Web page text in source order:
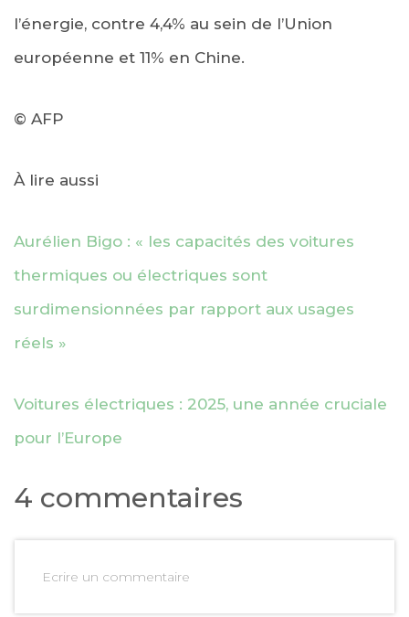
l’énergie, contre 4,4% au sein de l’Union
européenne et 11% en Chine.
© AFP
À lire aussi
Aurélien Bigo : « les capacités des voitures
thermiques ou électriques sont
surdimensionnées par rapport aux usages
réels »
Voitures électriques : 2025, une année cruciale
pour l’Europe
4 commentaires
Ecrire un commentaire